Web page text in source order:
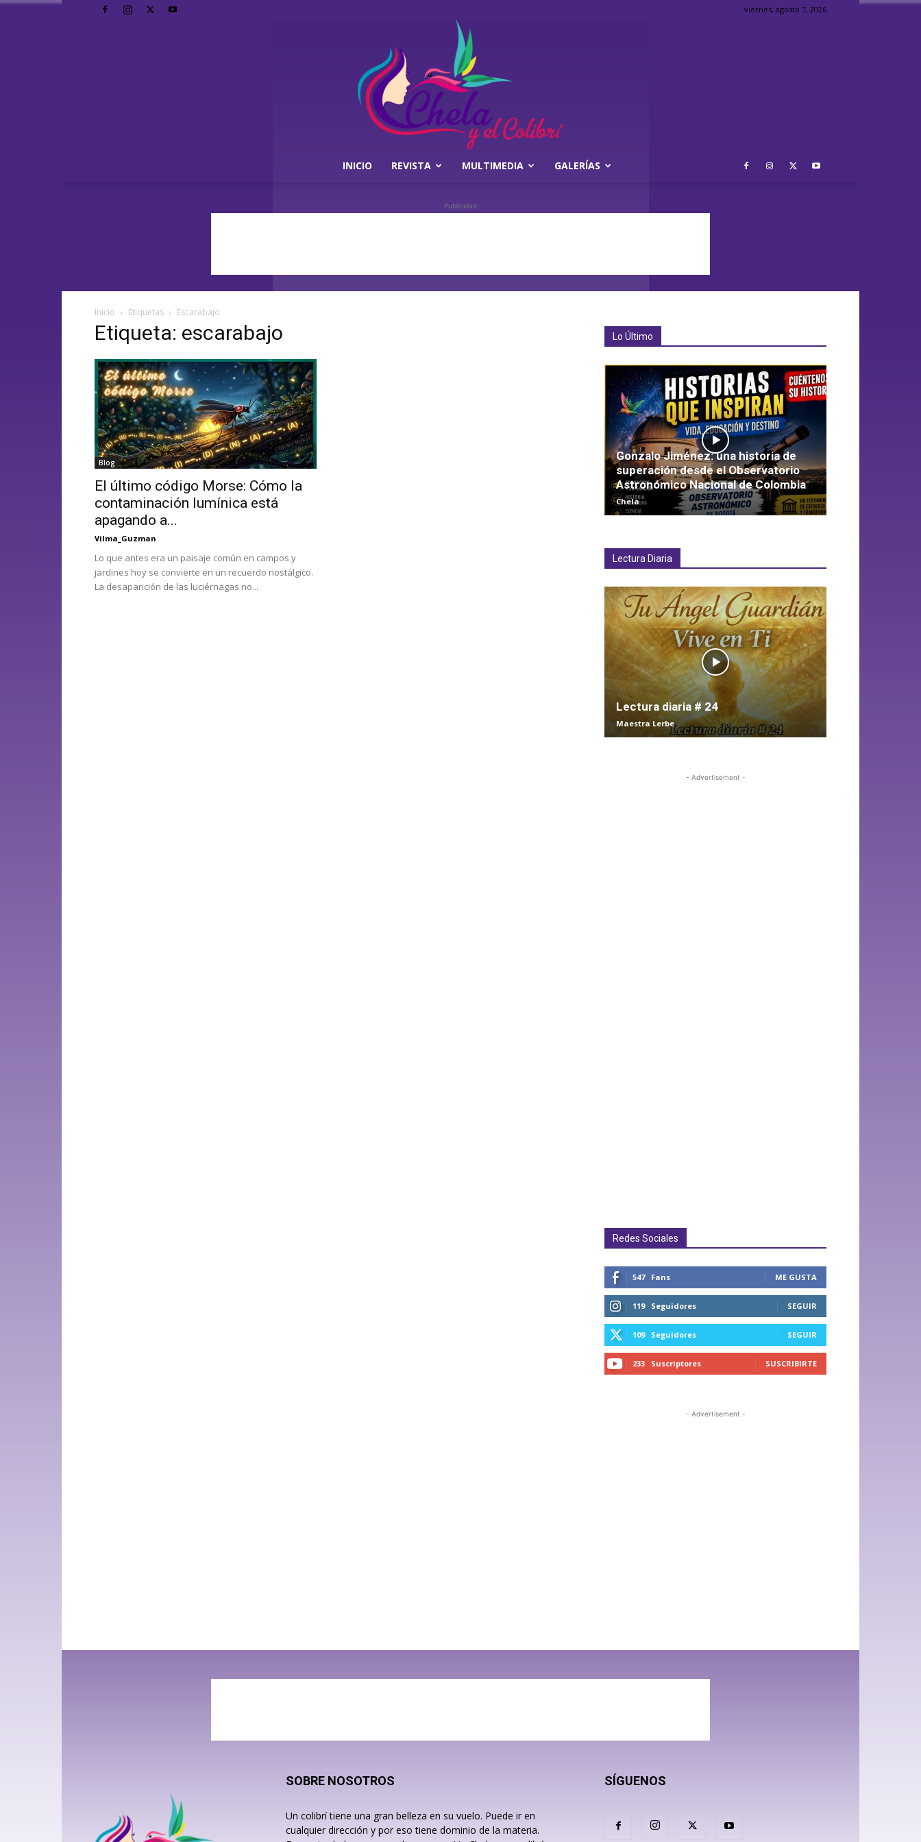
viernes, agosto 7, 2026
INICIO REVISTA MULTIMEDIA GALERÍAS
Publicidad
Inicio Etiquetas Escarabajo
Etiqueta: escarabajo
Blog
El último código Morse: Cómo la
contaminación lumínica está
apagando a...
Vilma_Guzman
Lo que antes era un paisaje común en campos y
jardines hoy se convierte en un recuerdo nostálgico.
La desaparición de las luciérnagas no...
Lo Último
Gonzalo Jiménez: una historia de
superación desde el Observatorio
Astronómico Nacional de Colombia
Chela
Lectura Diaria
Lectura diaria # 24
Maestra Lerbe
- Advertisement -
Redes Sociales
547 Fans ME GUSTA
119 Seguidores SEGUIR
109 Seguidores SEGUIR
233 Suscriptores SUSCRIBIRTE
- Advertisement -
SOBRE NOSOTROS
Un colibrí tiene una gran belleza en su vuelo. Puede ir en
cualquier dirección y por eso tiene dominio de la materia.
SÍGUENOS